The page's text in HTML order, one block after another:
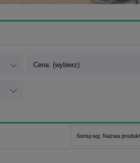
Cena: (wybierz)
Sortuj wg: Nazwa